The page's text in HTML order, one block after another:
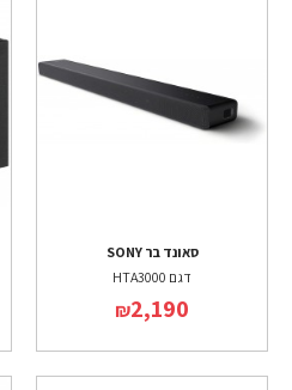
סאונד בר SONY
דגם HTA3000
₪2,190